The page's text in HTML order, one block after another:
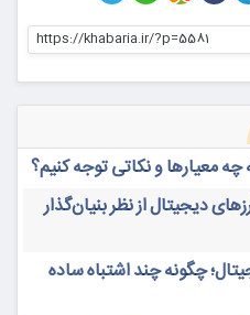
https://khabaria.ir/?p=5581
معیارها و نکاتی توجه کنیم؟
دیجیتال از نظر بنیان‌گذار
چگونه چند اشتباه ساده